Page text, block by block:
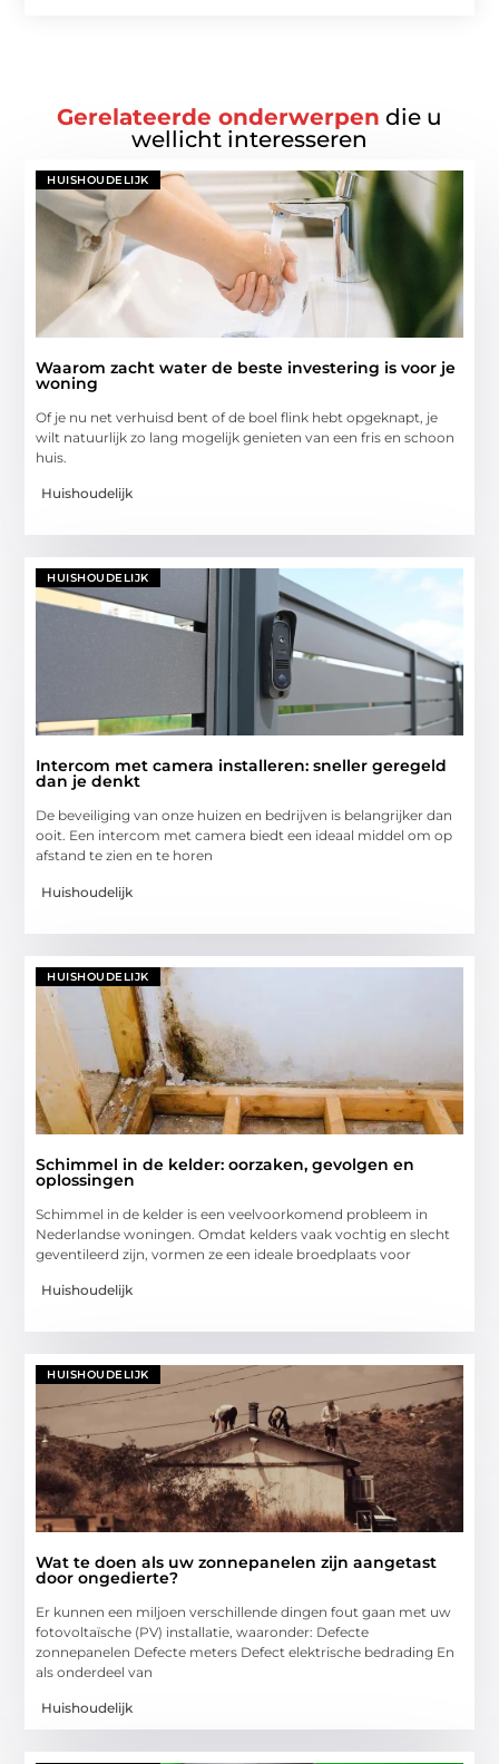
Gerelateerde onderwerpen die u
wellicht interesseren
HUISHOUDELIJK
Waarom zacht water de beste investering is voor je
woning
Of je nu net verhuisd bent of de boel flink hebt opgeknapt, je
wilt natuurlijk zo lang mogelijk genieten van een fris en schoon
huis.
Huishoudelijk
HUISHOUDELIJK
Intercom met camera installeren: sneller geregeld
dan je denkt
De beveiliging van onze huizen en bedrijven is belangrijker dan
ooit. Een intercom met camera biedt een ideaal middel om op
afstand te zien en te horen
Huishoudelijk
HUISHOUDELIJK
Schimmel in de kelder: oorzaken, gevolgen en
oplossingen
Schimmel in de kelder is een veelvoorkomend probleem in
Nederlandse woningen. Omdat kelders vaak vochtig en slecht
geventileerd zijn, vormen ze een ideale broedplaats voor
Huishoudelijk
HUISHOUDELIJK
Wat te doen als uw zonnepanelen zijn aangetast
door ongedierte?
Er kunnen een miljoen verschillende dingen fout gaan met uw
fotovoltaïsche (PV) installatie, waaronder: Defecte
zonnepanelen Defecte meters Defect elektrische bedrading En
als onderdeel van
Huishoudelijk